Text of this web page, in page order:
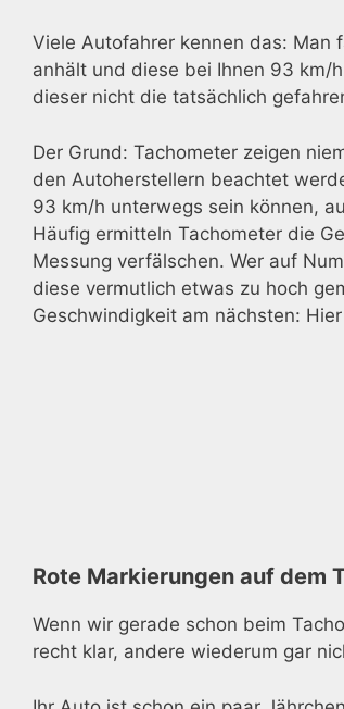
Viele Autofahrer kennen das: Man
anhält und diese bei Ihnen 93 km/
dieser nicht die tatsächlich
Der Grund: Tachometer zeigen
den Autoherstellern beachtet
93 km/h unterwegs sein können,
Häufig ermitteln Tachometer die
Messung verfälschen. Wer auf
diese vermutlich etwas zu hoch
Geschwindigkeit am nächsten:
Rote Markierungen auf dem
Wenn wir gerade schon beim
recht klar, andere wiederum gar